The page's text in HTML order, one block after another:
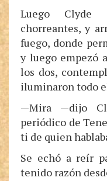
Luego Clyde
chorreantes, y
fuego, donde
y luego empezó
los dos,
iluminaron todo
—Mira —dijo
periódico de
ti de quien
Se echó a reír
tenido razón